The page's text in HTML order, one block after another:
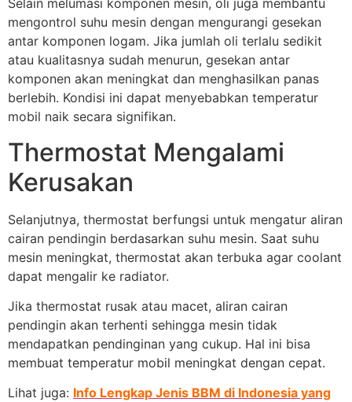
Selain melumasi komponen mesin, oli juga membantu
mengontrol suhu mesin dengan mengurangi gesekan
antar komponen logam. Jika jumlah oli terlalu sedikit
atau kualitasnya sudah menurun, gesekan antar
komponen akan meningkat dan menghasilkan panas
berlebih. Kondisi ini dapat menyebabkan temperatur
mobil naik secara signifikan.
Thermostat Mengalami
Kerusakan
Selanjutnya, thermostat berfungsi untuk mengatur aliran
cairan pendingin berdasarkan suhu mesin. Saat suhu
mesin meningkat, thermostat akan terbuka agar coolant
dapat mengalir ke radiator.
Jika thermostat rusak atau macet, aliran cairan
pendingin akan terhenti sehingga mesin tidak
mendapatkan pendinginan yang cukup. Hal ini bisa
membuat temperatur mobil meningkat dengan cepat.
Lihat juga: Info Lengkap Jenis BBM di Indonesia yang